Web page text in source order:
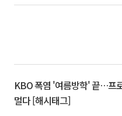
KBO 폭염 '여름방학' 끝…프
멀다 [해시태그]